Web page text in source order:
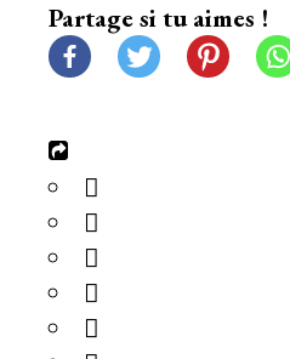
Partage si tu aimes !